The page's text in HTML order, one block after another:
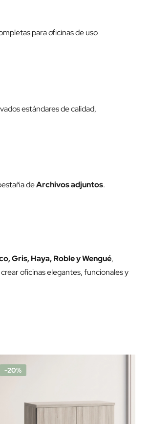
para oficinas de uso
estándares de calidad,
deArchivos adjuntos.
Gris, Haya, Roble y Wengué,
oficinas elegantes, funcionales y
-20%